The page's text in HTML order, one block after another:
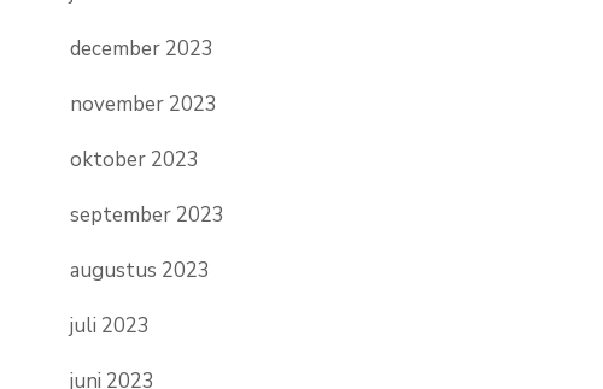
december 2023
november 2023
oktober 2023
september 2023
augustus 2023
juli 2023
juni 2023